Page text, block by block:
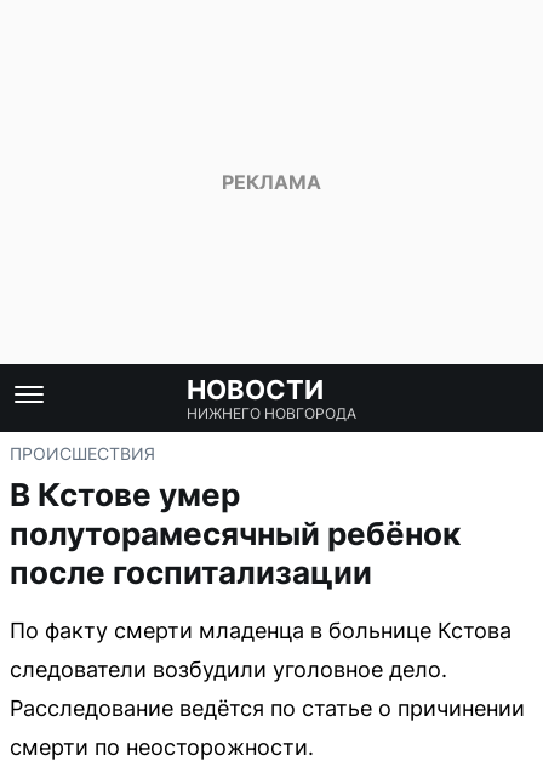
НОВОСТИ
НИЖНЕГО НОВГОРОДА
ПРОИСШЕСТВИЯ
В Кстове умер
полуторамесячный ребёнок
после госпитализации
По факту смерти младенца в больнице Кстова
следователи возбудили уголовное дело.
Расследование ведётся по статье о причинении
смерти по неосторожности.